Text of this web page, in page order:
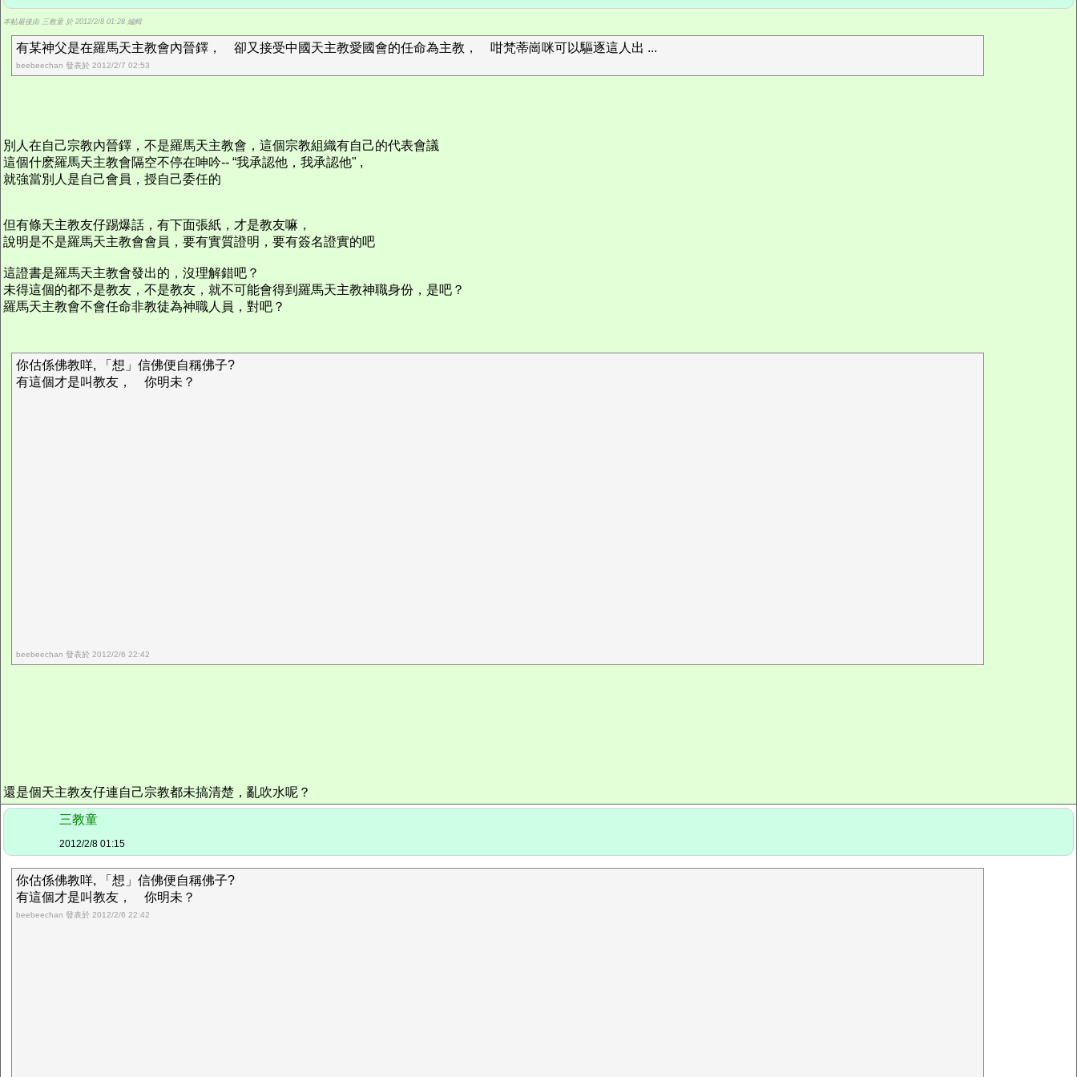
本帖最後由 三教童 於 2012/2/8 01:28 編輯
有某神父是在羅馬天主教會內晉鐸， 卻又接受中國天主教愛國會的任命為主教， 咁梵蒂崗咪可以驅逐這人出 ...
beebeechan 發表於 2012/2/7 02:53
別人在自己宗教內晉鐸，不是羅馬天主教會，這個宗教組織有自己的代表會議
這個什麽羅馬天主教會隔空不停在呻吟-- “我承認他，我承認他" ,
就強當別人是自己會員，授自己委任的
但有條天主教友仔踢爆話，有下面張紙，才是教友嘛，
說明是不是羅馬天主教會會員，要有實質證明，要有簽名證實的吧
這證書是羅馬天主教會發出的，沒理解錯吧？
未得這個的都不是教友，不是教友，就不可能會得到羅馬天主教神職身份，是吧？
羅馬天主教會不會任命非教徒為神職人員，對吧？
你估係佛教咩, 「想」信佛便自稱佛子?
有這個才是叫教友， 你明未？
beebeechan 發表於 2012/2/6 22:42
還是個天主教友仔連自己宗教都未搞清楚，亂吹水呢？
三教童
2012/2/8 01:15
你估係佛教咩, 「想」信佛便自稱佛子?
有這個才是叫教友， 你明未？
beebeechan 發表於 2012/2/6 22:42